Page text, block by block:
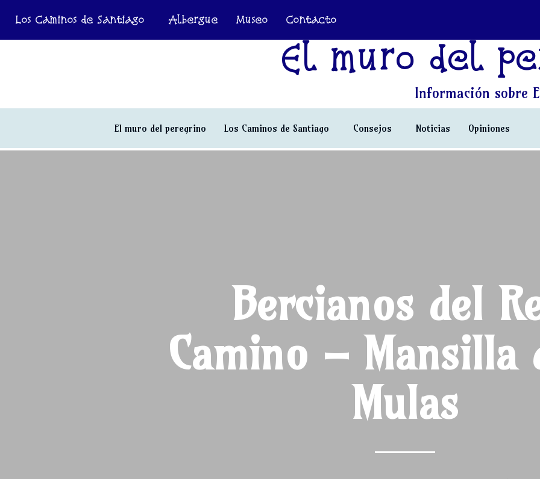
Los Caminos de Santiago Albergue Museo Contacto
El muro del
Información sobre
El muro del peregrino Los Caminos de Santiago Consejos Noticias Opiniones
Bercianos del
Camino – Mansilla
Mulas